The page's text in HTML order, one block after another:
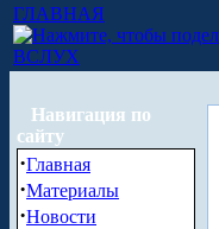
ГЛАВНАЯ
ВСЛУХ
Навигация по
сайту
·Главная
·Материалы
·Новости